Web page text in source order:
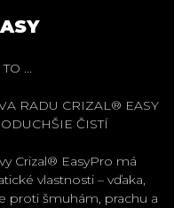
...
RADU CRIZAL® EASY
ČISTÍ
Crizal® EasyPro má
vlastnosti – vďaka,
proti šmuhám, prachu a